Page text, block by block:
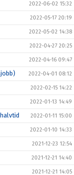
2022-06-02 15:32
2022-05-17 20:19
2022-05-02 14:38
2022-04-27 20:25
2022-04-16 09:47
2022-04-01 08:12
2022-02-15 14:22
2022-01-13 14:49
2022-01-11 15:00
2022-01-10 14:33
2021-12-23 12:54
2021-12-21 14:40
2021-12-21 14:05